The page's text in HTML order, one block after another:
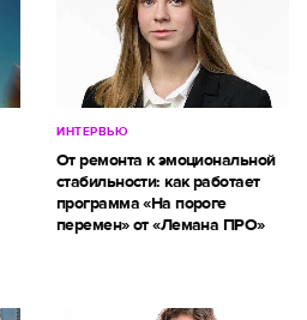
ИНТЕРВЬЮ
От ремонта к эмоциональной
стабильности: как работает
программа «На пороге
перемен» от «Лемана ПРО»